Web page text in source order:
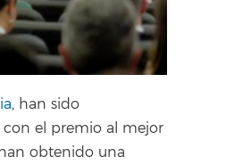
, han sido
con el premio al mejor
obtenido una